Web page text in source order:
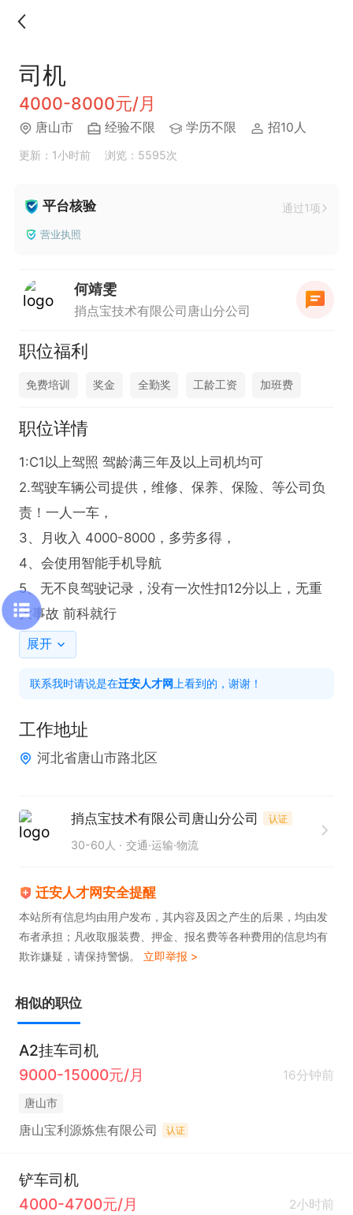
司机
4000-8000元/月
唐山市 经验不限 学历不限 招10人
更新：1小时前 浏览：5595次
平台核验 通过1项
营业执照
何靖雯
捎点宝技术有限公司唐山分公司
职位福利
免费培训 奖金 全勤奖 工龄工资 加班费
职位详情
1:C1以上驾照 驾龄满三年及以上司机均可
2.驾驶车辆公司提供，维修、保养、保险、等公司负
责！一人一车，
3、月收入 4000-8000，多劳多得，
4、会使用智能手机导航
5、无不良驾驶记录，没有一次性扣12分以上，无重
大事故 前科就行
展开
联系我时请说是在迁安人才网 上看到的，谢谢！
工作地址
河北省唐山市路北区
捎点宝技术有限公司唐山分公司 认证
30-60人 交通·运输·物流
迁安人才网安全提醒
本站所有信息均由用户发布，其内容及因之产生的后果，均由发
布者承担；凡收取服装费、押金、报名费等各种费用的信息均有
欺诈嫌疑，请保持警惕。 立即举报 >
相似的职位
A2挂车司机
9000-15000元/月
16分钟前
唐山市
唐山宝利源炼焦有限公司 认证
铲车司机
4000-4700元/月
2小时前